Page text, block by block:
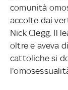
comunità
accolte dai
Nick Clegg. Il
oltre e aveva
cattoliche si